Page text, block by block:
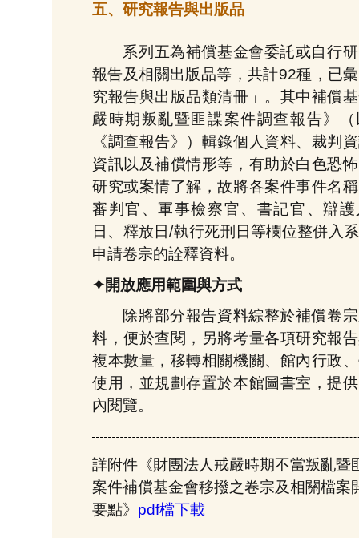
五、研究報告與出版品
系列五為補償基金會委託或自行
報告及相關出版品等，共計92種，已
究報告與出版品類清冊」。其中補償
嚴時期叛亂暨匪諜案件調查報告》
《調查報告》）輯錄個人資料、裁判
資訊以及補償情形等，有助於白色恐
研究或案情了解，故將各案件事件名
審判官、軍事檢察官、書記官、辯
日、釋放日/執行死刑日等欄位整併入
申請卷宗的詮釋資料。
✦開放應用範圍與方式
除將部分報告資料綜整於補償卷
料，便於查閱，另將考量各項研究報
複本數量，移轉相關機關、館內行政
使用，並規劃存置於本館圖書室，提
內閱覽。
詳附件《財團法人戒嚴時期不當叛亂暨
案件補償基金會移撥之卷宗及相關檔案
要點》 pdf檔下載